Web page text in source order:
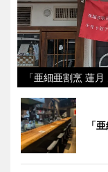
「亜細亜割烹 蓮
「